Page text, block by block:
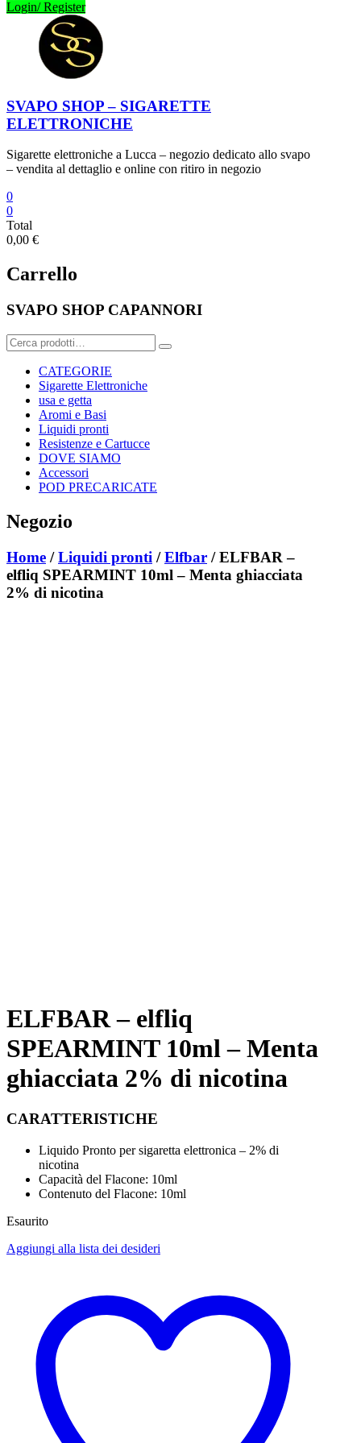
Login/ Register
SVAPO SHOP – SIGARETTE
ELETTRONICHE
Sigarette elettroniche a Lucca – negozio dedicato allo svapo
– vendita al dettaglio e online con ritiro in negozio
0
0
Total
0,00 €
Carrello
SVAPO SHOP CAPANNORI
Cerca:
CATEGORIE
Sigarette Elettroniche
usa e getta
Aromi e Basi
Liquidi pronti
Resistenze e Cartucce
DOVE SIAMO
Accessori
POD PRECARICATE
Negozio
Home /Liquidi pronti /Elfbar / ELFBAR –
elfliq SPEARMINT 10ml – Menta ghiacciata
2% di nicotina
ELFBAR – elfliq
SPEARMINT 10ml – Menta
ghiacciata 2% di nicotina
CARATTERISTICHE
Liquido Pronto per sigaretta elettronica – 2% di
nicotina
Capacità del Flacone: 10ml
Contenuto del Flacone: 10ml
Esaurito
Aggiungi alla lista dei desideri